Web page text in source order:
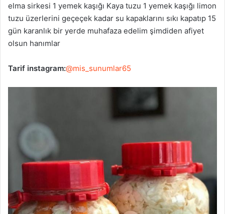
elma sirkesi 1 yemek kaşığı Kaya tuzu 1 yemek kaşığı limon
tuzu üzerlerini geçeçek kadar su kapaklarını sıkı kapatıp 15
gün karanlık bir yerde muhafaza edelim şimdiden afiyet
olsun hanımlar
Tarif instagram:@mis_sunumlar65